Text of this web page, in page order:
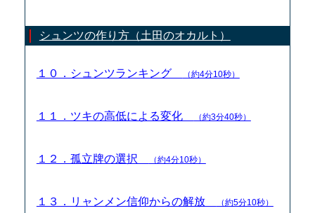
シュンツの作り方（土田のオカルト）
１０．シュンツランキング （約4分10秒）
１１．ツキの高低による変化 （約3分40秒）
１２．孤立牌の選択 （約4分10秒）
１３．リャンメン信仰からの解放 （約5分10秒）